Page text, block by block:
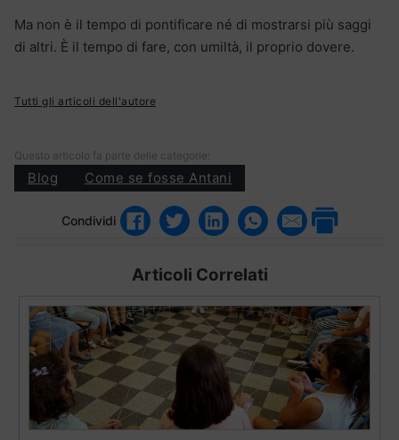
Ma non è il tempo di pontificare né di mostrarsi più saggi
di altri. È il tempo di fare, con umiltà, il proprio dovere.
Tutti gli articoli dell'autore
Questo articolo fa parte delle categorie:
Blog Come se fosse Antani
Condividi
Articoli Correlati